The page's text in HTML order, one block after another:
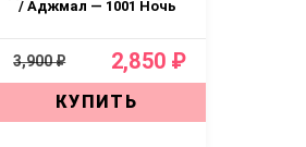
/ Аджмал — 1001 Ночь
3,900 ₽ 2,850 ₽
КУПИТЬ